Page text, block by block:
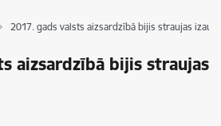
2017. gads valsts aizsardzībā bijis straujas
aizsardzībā bijis straujas